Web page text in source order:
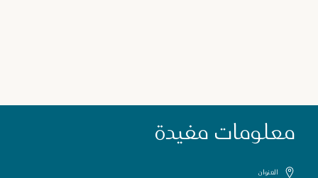
معلومات مفيدة
العنوان